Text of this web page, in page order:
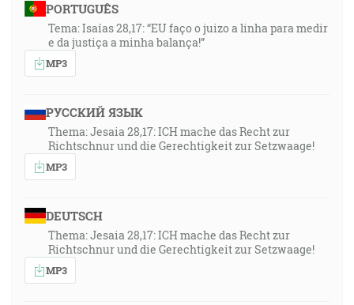
PORTUGUÊS
Tema: Isaías 28,17: “EU faço o juizo a linha para medir
e da justiça a minha balança!”
MP3
РУССКИЙ ЯЗЫК
Thema: Jesaia 28,17: ICH mache das Recht zur
Richtschnur und die Gerechtigkeit zur Setzwaage!
MP3
DEUTSCH
Thema: Jesaia 28,17: ICH mache das Recht zur
Richtschnur und die Gerechtigkeit zur Setzwaage!
MP3